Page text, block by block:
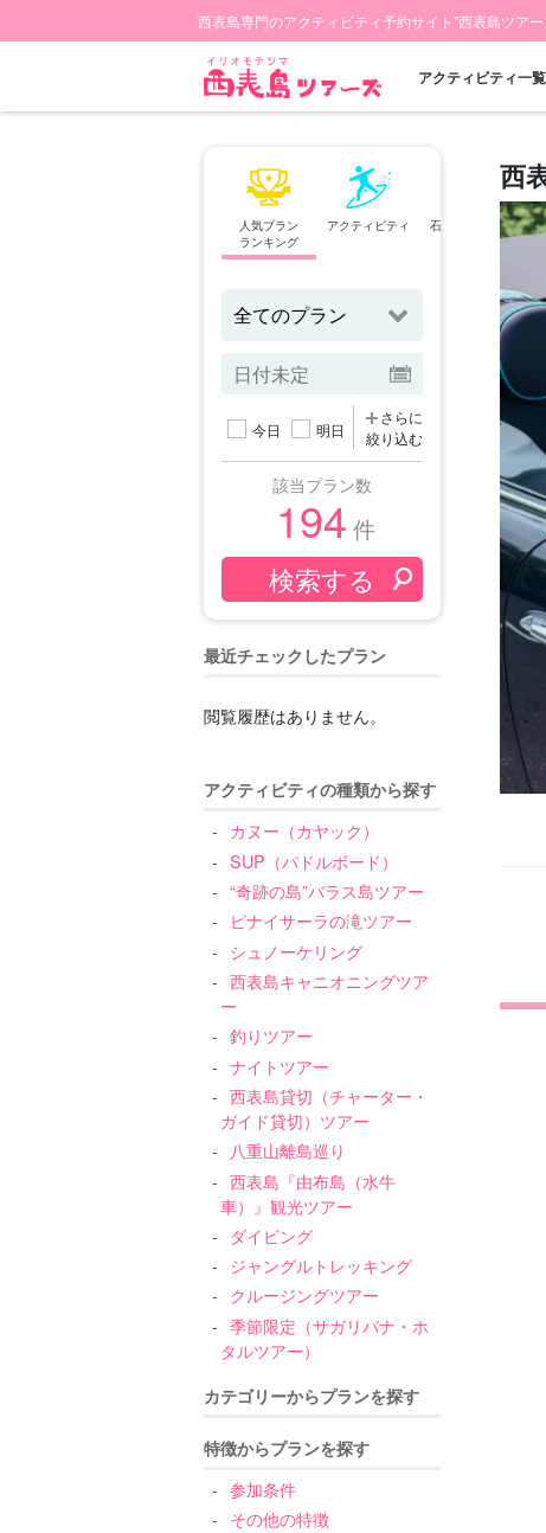
西表島専門のアクティビティ予約サイト"西表島ツア
アクティビティ一覧
人気プラン
ランキング
アクティビティ
石垣島⇄西表島
今日 明日
さらに
絞り込む
該当プラン数
194 件
最近チェックしたプラン
閲覧履歴はありません。
アクティビティの種類から探す
カヌー（カヤック）
SUP（パドルボード）
“奇跡の島”バラス島ツアー
ピナイサーラの滝ツアー
シュノーケリング
西表島キャニオニングツア
ー
釣りツアー
ナイトツアー
西表島貸切（チャーター・
ガイド貸切）ツアー
八重山離島巡り
西表島『由布島（水牛
車）』観光ツアー
ダイビング
ジャングルトレッキング
クルージングツアー
季節限定（サガリバナ・ホ
タルツアー）
カテゴリーからプランを探す
特徴からプランを探す
参加条件
その他の特徴
西